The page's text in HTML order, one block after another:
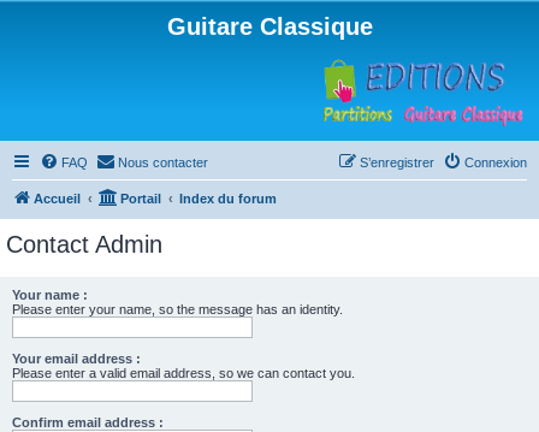
Guitare Classique
FAQ Nous contacter Connexion
S’enregistrer
Accueil Portail Index du forum
Contact Admin
Your name :
Please enter your name, so the message has an identity.
Your email address :
Please enter a valid email address, so we can contact you.
Confirm email address :